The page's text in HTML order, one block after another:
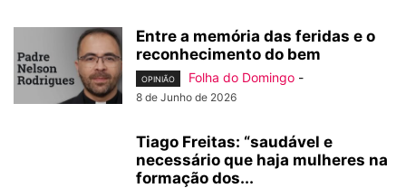
Entre a memória das feridas e o
reconhecimento do bem
OPINIÃO Folha do Domingo -
8 de Junho de 2026
Tiago Freitas: “saudável e
necessário que haja mulheres na
formação dos...